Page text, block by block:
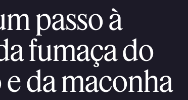
passo à
fumaça do
da maconha